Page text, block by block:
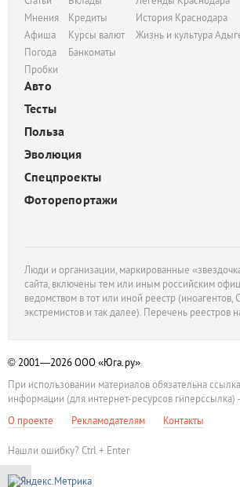
Мнения
Афиша
Погода
Пробки
Кредиты
Курсы валют
Банкоматы
История Краснодара
Жизнь и культура
Авто
Тесты
Польза
Эволюция
Спецпроекты
Фоторепортажи
Люди и организации, маркированные
сайта, включены тем или иным российским
ведомством в тот или иной реестр
экстремистов и так далее). Перечень реестров
© 2001—2026ООО «Юга.ру»
При использовании материалов обязательна
информации (для интернет-ресурсов
О проекте
Рекламодателям Контакты
Нашли ошибку? Ctrl + Enter